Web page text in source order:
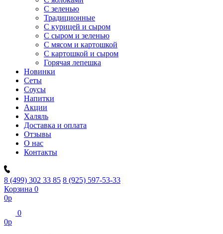
С зеленью
Традиционные
С курицей и сыром
С сыром и зеленью
С мясом и картошкой
С картошкой и сыром
Горячая лепешка
Новинки
Сеты
Соусы
Напитки
Акции
Халяль
Доставка и оплата
Отзывы
О нас
Контакты
8 (499) 302 33 85 8 (925) 597-53-33
Корзина 0
0р
0
0р